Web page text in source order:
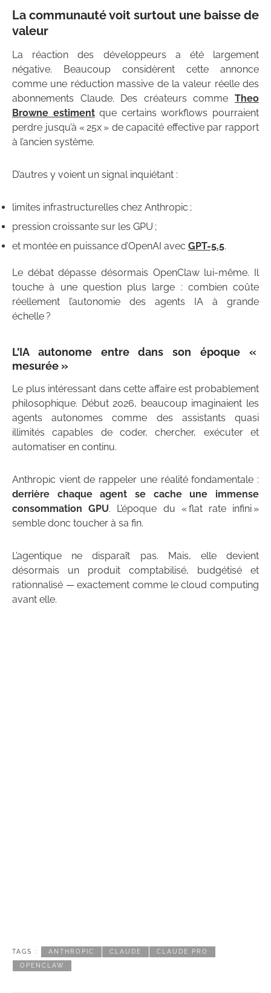
La communauté voit surtout une baisse de
valeur
La réaction des développeurs a été largement
négative. Beaucoup considèrent cette annonce
comme une réduction massive de la valeur réelle des
abonnements Claude. Des créateurs comme Theo
Browne estimentque certains workflows pourraient
perdre jusqu’à « 25x » de capacité effective par rapport
à l’ancien système.
D’autres y voient un signal inquiétant :
limites infrastructurelles chez Anthropic ;
pression croissante sur les GPU ;
et montée en puissance d’OpenAI avec GPT-5.5.
Le débat dépasse désormais OpenClaw lui-même. Il
touche à une question plus large : combien coûte
réellement l’autonomie des agents IA à grande
échelle ?
L’IA autonome entre dans son époque «
mesurée »
Le plus intéressant dans cette affaire est probablement
philosophique. Début 2026, beaucoup imaginaient les
agents autonomes comme des assistants quasi
illimités capables de coder, chercher, exécuter et
automatiser en continu.
Anthropic vient de rappeler une réalité fondamentale :
derrière chaque agent se cache une immense
consommation GPU. L’époque du « flat rate infini »
semble donc toucher à sa fin.
L’agentique ne disparaît pas. Mais, elle devient
désormais un produit comptabilisé, budgétisé et
rationnalisé — exactement comme le cloud computing
avant elle.
TAGS : ANTHROPIC CLAUDE CLAUDE PRO
OPENCLAW